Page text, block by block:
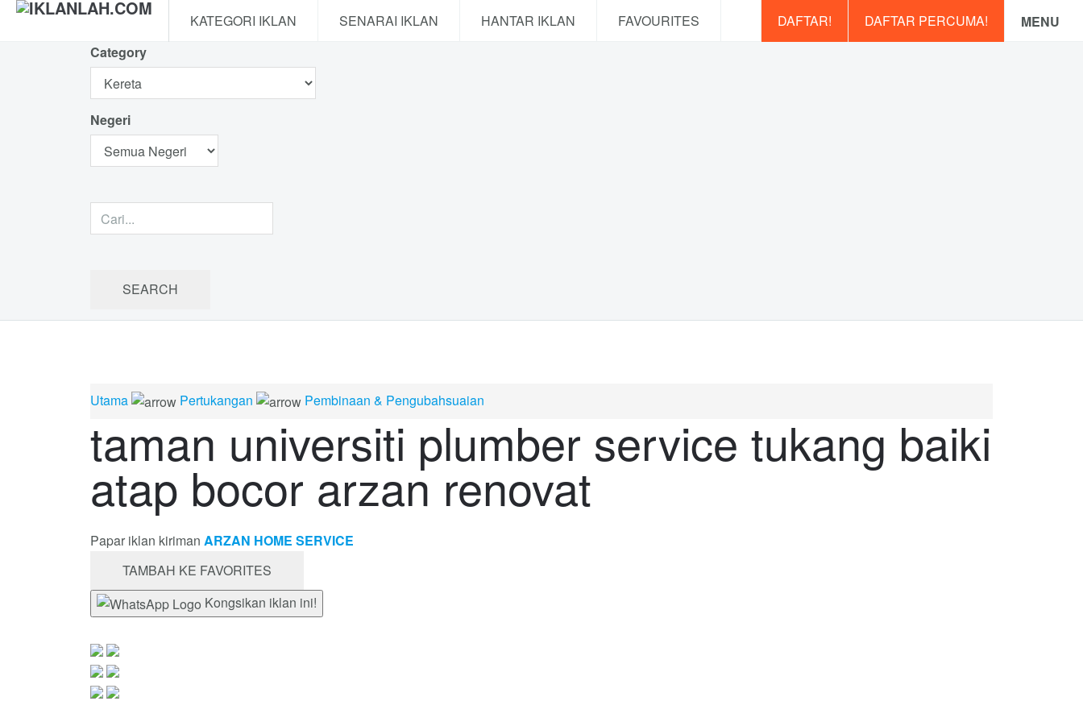
KATEGORI IKLAN SENARAI IKLAN HANTAR IKLAN FAVOURITES MENU
DAFTAR PERCUMA!
DAFTAR!
Category
Negeri
Utama Pertukangan Pembinaan & Pengubahsuaian
taman universiti plumber service tukang baiki
atap bocor arzan renovat
Papar iklan kiriman ARZAN HOME SERVICE
TAMBAH KE FAVORITES
Kongsikan iklan ini!